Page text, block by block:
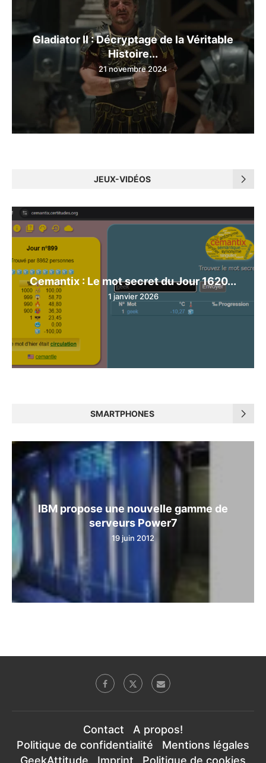
Gladiator II : Décryptage de la Véritable
Histoire...
21 novembre 2024
JEUX-VIDÉOS
Cemantix : Le mot secret du Jour 1620...
1 janvier 2026
SMARTPHONES
IBM propose une nouvelle gamme de
serveurs Power7
19 juin 2012
Contact
A propos!
Politique de confidentialité
Mentions légales
GeekAttitude
Imprint Politique de cookies